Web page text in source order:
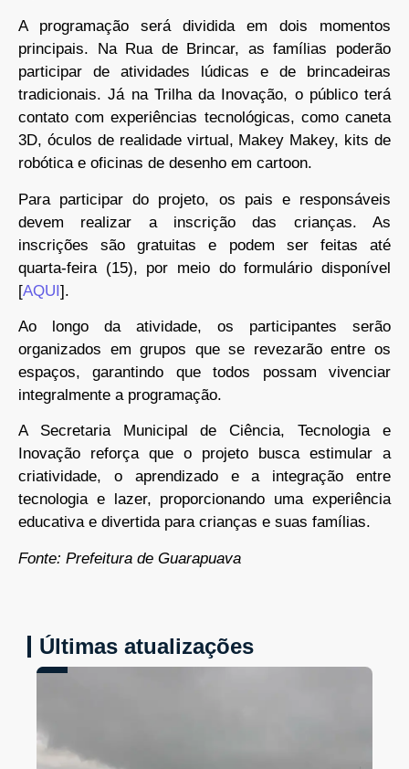
A programação será dividida em dois momentos
principais. Na Rua de Brincar, as famílias poderão
participar de atividades lúdicas e de brincadeiras
tradicionais. Já na Trilha da Inovação, o público terá
contato com experiências tecnológicas, como caneta
3D, óculos de realidade virtual, Makey Makey, kits de
robótica e oficinas de desenho em cartoon.
Para participar do projeto, os pais e responsáveis
devem realizar a inscrição das crianças. As
inscrições são gratuitas e podem ser feitas até
quarta-feira (15), por meio do formulário disponível
[AQUI].
Ao longo da atividade, os participantes serão
organizados em grupos que se revezarão entre os
espaços, garantindo que todos possam vivenciar
integralmente a programação.
A Secretaria Municipal de Ciência, Tecnologia e
Inovação reforça que o projeto busca estimular a
criatividade, o aprendizado e a integração entre
tecnologia e lazer, proporcionando uma experiência
educativa e divertida para crianças e suas famílias.
Fonte: Prefeitura de Guarapuava
Últimas atualizações